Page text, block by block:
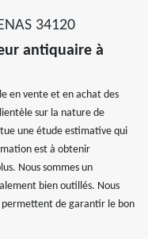
34120
antiquaire à
en vente et en achat des
sur la nature de
une étude estimative qui
est à obtenir
Nous sommes un
bien outillés. Nous
permettent de garantir le bon